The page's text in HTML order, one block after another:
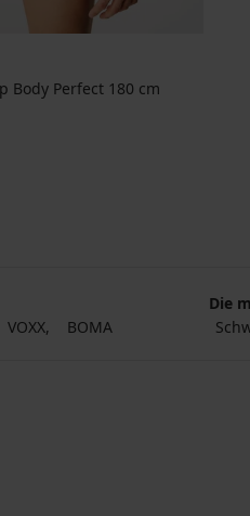
Body Perfect 180 cm
VOXX BOMA
Die